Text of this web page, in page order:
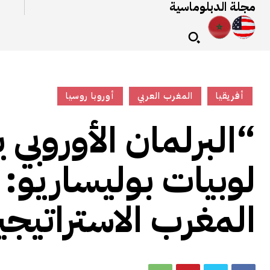
مجلة الدبلوماسية
أفريقيا المغرب العربي أوروبا روسيا
“البرلمان
لوبيات
المغرب